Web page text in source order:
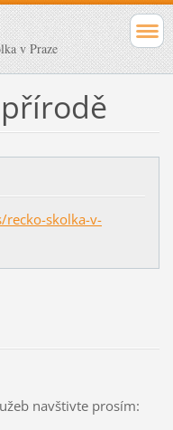
v Praze
recko-skolka-v-
navštivte prosím: